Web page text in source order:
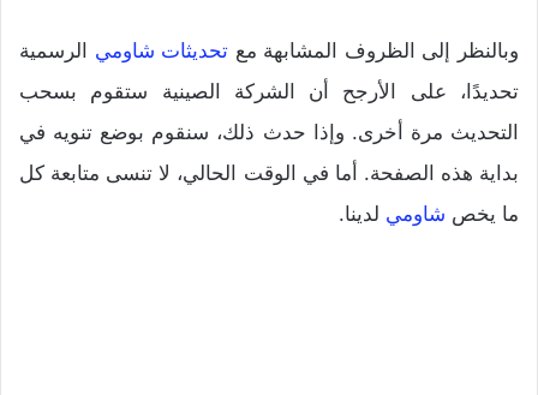
وبالنظر إلى الظروف المشابهة مع تحديثات شاومي الرسمية
تحديدًا، على الأرجح أن الشركة الصينية ستقوم بسحب
التحديث مرة أخرى. وإذا حدث ذلك، سنقوم بوضع تنويه في
بداية هذه الصفحة. أما في الوقت الحالي، لا تنسى متابعة كل
ما يخص شاومي لدينا.